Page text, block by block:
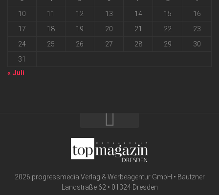
10
11 12 13 14 15
16
17
18 19 20 21 22
23
24
25 26 27 28 29
30
31
« Juli
2026 progressmedia Verlag & Werbeagentur GmbH • Bautzner
Landstraße 62 • 01324 Dresden